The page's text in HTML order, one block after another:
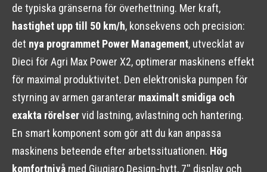
de typiska gränserna för överhettning. Mer kraft,
hastighet upp till 50 km/h, konsekvens och precision:
det nya programmet Power Management, utvecklat av
Dieci för Agri Max Power X2, optimerar maskinens effekt
för maximal produktivitet. Den elektroniska pumpen för
styrning av armen garanterar maximalt smidiga och
exakta rörelservid lastning, avlastning och hantering.
En smart komponent som gör att du kan anpassa
maskinens beteende efter arbetssituationen. Hög
komfortnivå med Giugiaro Design-hytt, 7'' display och